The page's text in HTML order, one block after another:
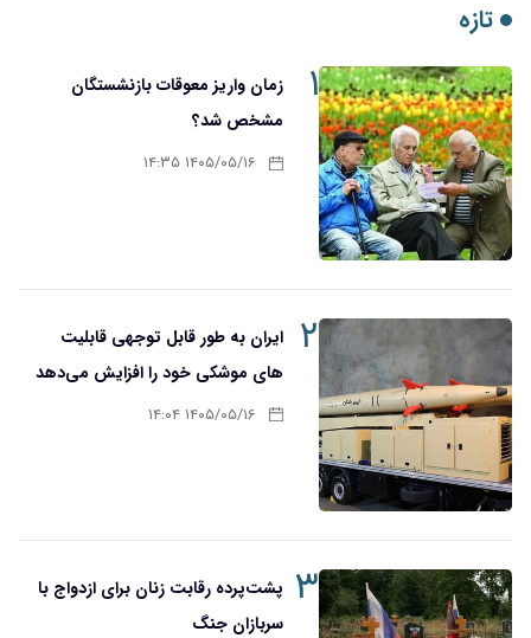
تازه
۱
زمان واریز معوقات بازنشستگان
مشخص شد؟
۱۴۰۵/۰۵/۱۶ ۱۴:۳۵
۲
ایران به طور قابل توجهی قابلیت
های موشکی خود را افزایش می‌دهد
۱۴۰۵/۰۵/۱۶ ۱۴:۰۴
۳ پشت‌پرده رقابت زنان برای ازدواج با
سربازان جنگ